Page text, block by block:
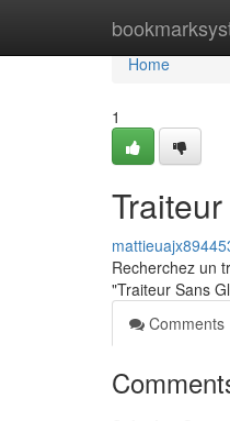
Home
Home
1
Recherchez un
"Traiteur Sans
Comments